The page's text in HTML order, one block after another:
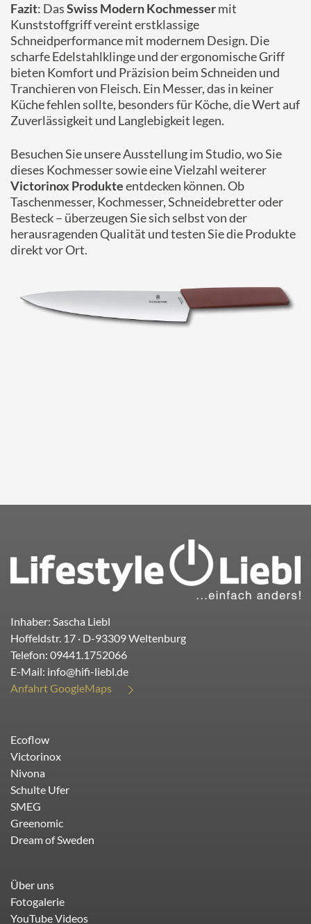
Fazit: DasSwiss Modern Kochmessermit
Kunststoffgriff vereint erstklassige
Schneidperformance mit modernem Design. Die
scharfe Edelstahlklinge und der ergonomische Griff
bieten Komfort und Präzision beim Schneiden und
Tranchieren von Fleisch. Ein Messer, das in keiner
Küche fehlen sollte, besonders für Köche, die Wert auf
Zuverlässigkeit und Langlebigkeit legen.
Besuchen Sie unsere Ausstellung im Studio, wo Sie
dieses Kochmesser sowie eine Vielzahl weiterer
Victorinox Produkteentdecken können. Ob
Taschenmesser, Kochmesser, Schneidebretter oder
Besteck – überzeugen Sie sich selbst von der
herausragenden Qualität und testen Sie die Produkte
direkt vor Ort.
Inhaber: Sascha Liebl
Hoffeldstr. 17 · D-93309Weltenburg
Telefon: 09441.1752066
E-Mail: info@hifi-liebl.de
Anfahrt GoogleMaps
Ecoflow
Victorinox
Nivona
Schulte Ufer
SMEG
Greenomic
Dream of Sweden
Über uns
Fotogalerie
YouTube Videos